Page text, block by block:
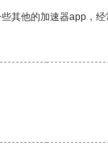
他的加速器app，经